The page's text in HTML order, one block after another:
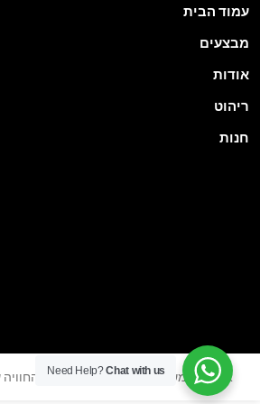
עמוד הבית
מבצעים
אודות
ריהוט
חנות
אנו משתמשים בעוגיות כדי לשפר את
Need Help?Chat with us